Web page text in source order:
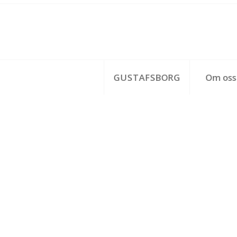
GUSTAFSBORG Om oss